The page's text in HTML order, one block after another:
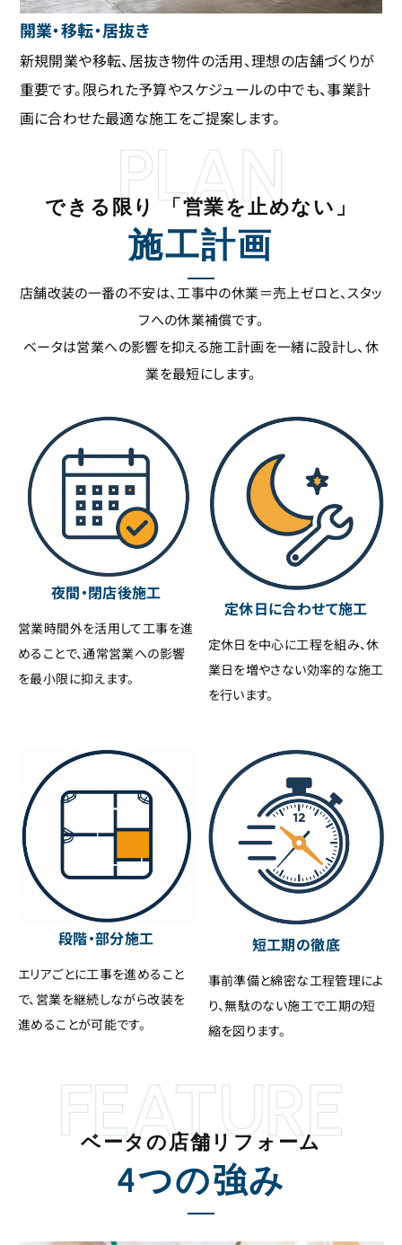
開業・移転・居抜き
新規開業や移転、居抜き物件の活用、理想の店舗づくりが
重要です。限られた予算やスケジュールの中でも、事業計
画に合わせた最適な施工をご提案します。
PLAN
できる限り 「営業を止めない」
施工計画
店舗改装の一番の不安は、工事中の休業＝売上ゼロと、スタッ
フへの休業補償です。
ベータは営業への影響を抑える施工計画を一緒に設計し、休
業を最短にします。
夜間・閉店後施工
営業時間外を活用して工事を進
めることで、通常営業への影響
を最小限に抑えます。
定休日に合わせて施工
定休日を中心に工程を組み、休
業日を増やさない効率的な施工
を行います。
段階・部分施工
エリアごとに工事を進めること
で、営業を継続しながら改装を
進めることが可能です。
短工期の徹底
事前準備と綿密な工程管理によ
り、無駄のない施工で工期の短
縮を図ります。
FEATURE
ベータの店舗リフォーム
4つの強み